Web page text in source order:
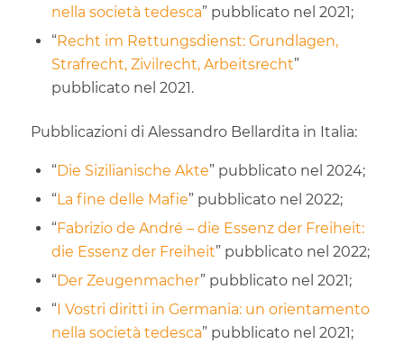
nella società tedesca” pubblicato nel 2021;
“ Recht im Rettungsdienst: Grundlagen,
Strafrecht, Zivilrecht, Arbeitsrecht”
pubblicato nel 2021.
Pubblicazioni di Alessandro Bellardita in Italia:
“Die Sizilianische Akte” pubblicato nel 2024;
“La fine delle Mafie” pubblicato nel 2022;
“Fabrizio de André – die Essenz der Freiheit:
die Essenz der Freiheit” pubblicato nel 2022;
“Der Zeugenmacher” pubblicato nel 2021;
“I Vostri diritti in Germania: un orientamento
nella società tedesca” pubblicato nel 2021;